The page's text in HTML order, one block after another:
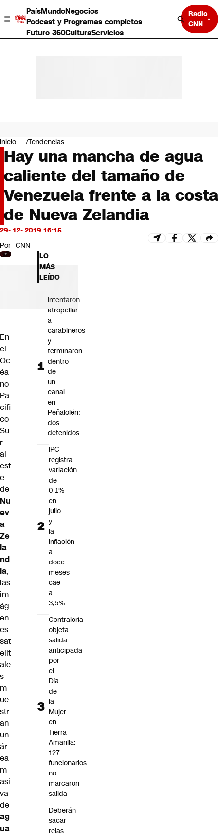
PaísMundoNegocios
Podcast y Programas completos
Futuro 360CulturaServicios
Radio
CNN
Negocios
Deportes
Programas completos
Cultura
Servicios
Bits
CNN tiempo
Futuro 360
Inicio Tendencias
Hay una mancha de agua
caliente del tamaño de
Venezuela frente a la costa
de Nueva Zelandia
29- 12- 2019 16:15
Por CNN
En
el
Oc
éa
no
Pa
cífi
co
Su
r
al
est
e
de
Nu
ev
a
Ze
la
nd
ia,
las
im
ág
en
es
sat
elit
ale
s
m
ue
str
an
un
ár
ea
m
asi
va
de
ag
ua
LO
MÁS
LEÍDO
Intentaron
atropellar
a
carabineros
y
terminaron
dentro
de
un
canal
en
Peñalolén:
dos
detenidos
IPC
registra
variación
de
0,1%
en
julio
y
la
inflación
a
doce
meses
cae
a
3,5%
Contraloría
objeta
salida
anticipada
por
el
Día
de
la
Mujer
en
Tierra
Amarilla:
127
funcionarios
no
marcaron
salida
Deberán
sacar
rejas